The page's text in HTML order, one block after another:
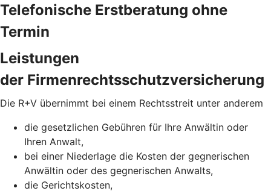
Telefonische Erstberatung ohne
Termin
Leistungen
der Firmenrechtsschutzversicherung
Die R+V übernimmt bei einem Rechtsstreit unter anderem
die gesetzlichen Gebühren für Ihre Anwältin oder
Ihren Anwalt,
bei einer Niederlage die Kosten der gegnerischen
Anwältin oder des gegnerischen Anwalts,
die Gerichtskosten,